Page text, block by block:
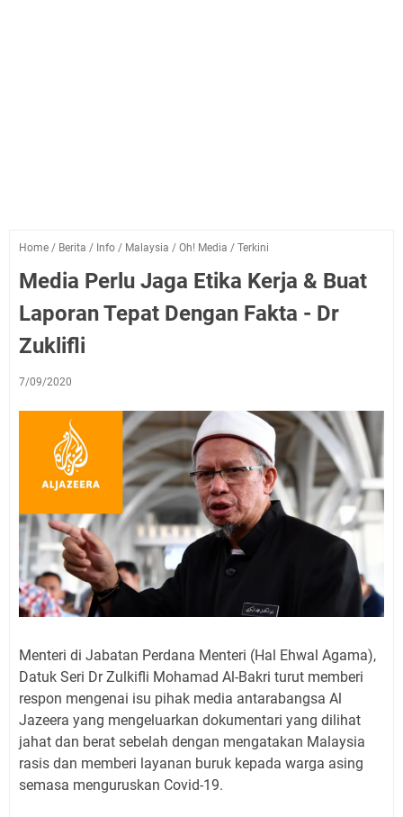
Home / Berita / Info / Malaysia / Oh! Media / Terkini
Media Perlu Jaga Etika Kerja & Buat
Laporan Tepat Dengan Fakta - Dr
Zuklifli
7/09/2020
Menteri di Jabatan Perdana Menteri (Hal Ehwal Agama),
Datuk Seri Dr Zulkifli Mohamad Al-Bakri turut memberi
respon mengenai isu pihak media antarabangsa Al
Jazeera yang mengeluarkan dokumentari yang dilihat
jahat dan berat sebelah dengan mengatakan Malaysia
rasis dan memberi layanan buruk kepada warga asing
semasa menguruskan Covid-19.